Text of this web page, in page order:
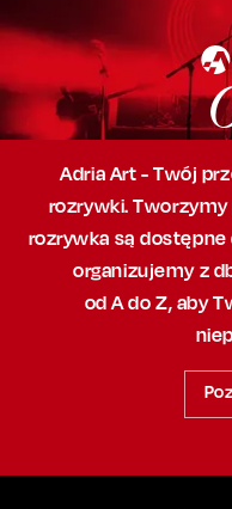
Adria Art - Twój
rozrywki.
rozrywka są dostępne
organizujemy z
od A do Z, aby